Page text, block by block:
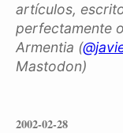
artículos,
perfectamente
Armentia (
Mastodon)
2002-02-28